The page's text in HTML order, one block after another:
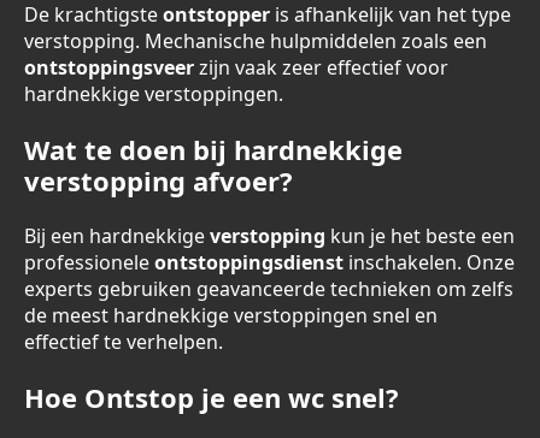
De krachtigsteontstopper is afhankelijk van het type
verstopping. Mechanische hulpmiddelen zoals een
ontstoppingsveerzijn vaak zeer effectief voor
hardnekkige verstoppingen.
Wat te doen bij hardnekkige
verstopping afvoer?
Bij een hardnekkigeverstopping kun je het beste een
professioneleontstoppingsdienst inschakelen. Onze
experts gebruiken geavanceerde technieken om zelfs
de meest hardnekkige verstoppingen snel en
effectief te verhelpen.
Hoe Ontstop je een wc snel?